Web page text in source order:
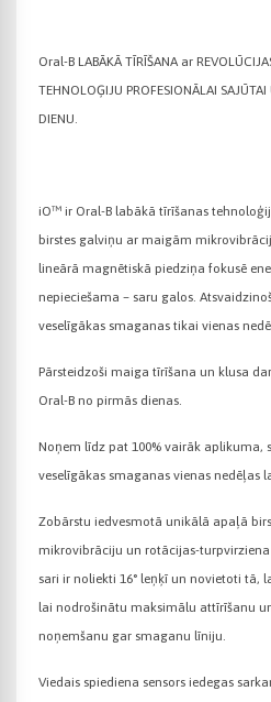
Oral-B LABĀKĀ TĪRĪŠANA ar
TEHNOLOĢIJU PROFESIONĀLAI
DIENU.
iO™ ir Oral-B labākā tīrīšanas
birstes galviņu ar maigām
lineārā magnētiskā piedziņa fokusē
nepieciešama – saru galos.
veselīgākas smaganas tikai vienas
Pārsteidzoši maiga tīrīšana un klusa
Oral-B no pirmās dienas.
Noņem līdz pat 100% vairāk aplikuma,
veselīgākas smaganas vienas nedēļas
Zobārstu iedvesmotā unikālā apaļā
mikrovibrāciju un rotācijas-
sari ir noliekti 16° leņķī un novietoti tā,
lai nodrošinātu maksimālu attīrīšanu
noņemšanu gar smaganu līniju.
Viedais spiediena sensors iedegas